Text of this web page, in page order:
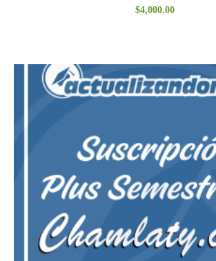
$4,000.00